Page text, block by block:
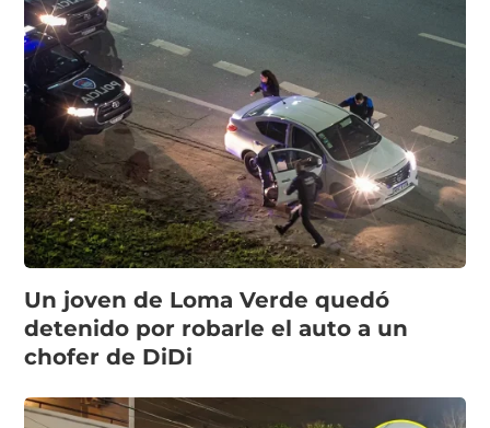
Un joven de Loma Verde quedó
detenido por robarle el auto a un
chofer de DiDi